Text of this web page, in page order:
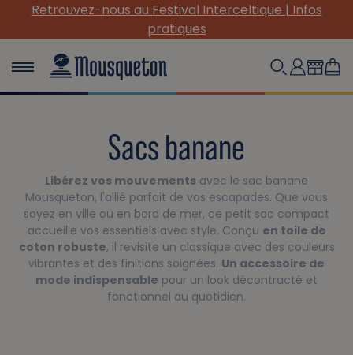
(Re) Découvrez nos INDISPENSABLES en toile !
Sacs banane
Libérez vos mouvements avec le sac banane
Mousqueton, l'allié parfait de vos escapades. Que vous
soyez en ville ou en bord de mer, ce petit sac compact
accueille vos essentiels avec style. Conçu en toile de
coton robuste, il revisite un classique avec des couleurs
vibrantes et des finitions soignées. Un accessoire de
mode indispensable pour un look décontracté et
fonctionnel au quotidien.